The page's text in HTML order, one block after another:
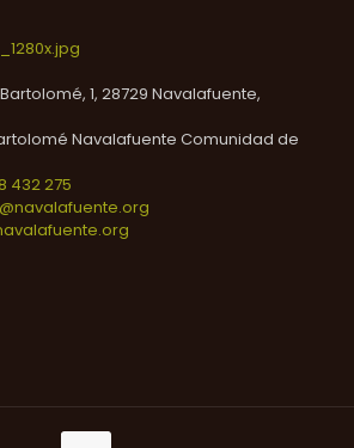
1, 28729 Navalafuente,
Navalafuente Comunidad de
432 275